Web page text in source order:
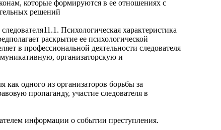
которые формируются в ее отношениях с
решений
Психологическая характеристика
раскрытие ее психологической
в профессиональной деятельности следователя
организаторскую и
одного из организаторов борьбы за
пропаганду, участие следователя в
информации о событии преступления.